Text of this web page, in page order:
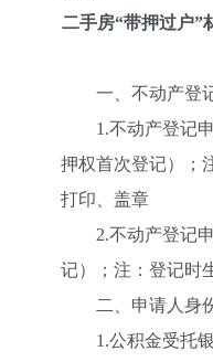
二手房“带押过户”
一、不动产登
1.不动产登记申
押权首次登记）；
打印、盖章
2.不动产登记申
记）；注：登记时
二、申请人身
1.公积金受托银